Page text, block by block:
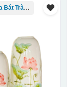
Lọ Bình hoa Bát Tràng in logo